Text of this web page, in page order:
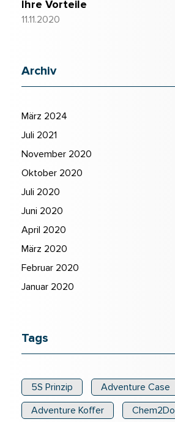
Ihre Vorteile
11.11.2020
Archiv
März 2024
Juli 2021
November 2020
Oktober 2020
Juli 2020
Juni 2020
April 2020
März 2020
Februar 2020
Januar 2020
Tags
5S Prinzip
Adventure Case
Adventure Koffer
Chem2Do